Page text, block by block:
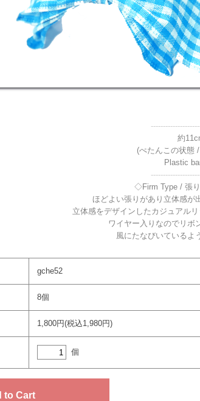
約
(ぺたんこの状態
Plastic
◇Firm Type / 張
ほどよい張りがあり立体感が
立体感をデザインしたカジュアル
ワイヤー入りなのでリボ
風にたなびいているよ
gche52
8個
1,800円(税込1,980円)
個